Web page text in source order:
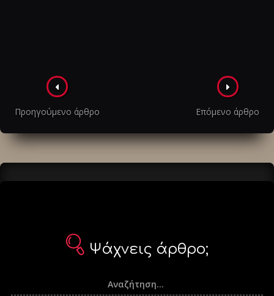
Πλοήγηση
στα
άρθρα
Προηγούμενο άρθρο Επόμενο άρθρο
Ψάχνεις άρθρο;